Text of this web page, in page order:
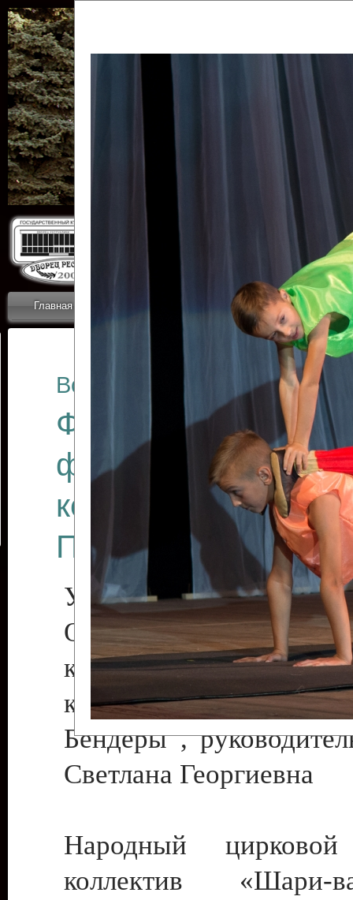
Главная Коллективы Новости
ОТЧЕТЫ ГКЦ
Все отчеты
Финал
фестиваля
коллективов
Приднестровского
Участники фестиваля:
Образцовый
коллектив
культуры с.
Бендеры ,
Светлана Георгиевна
Народный цирковой
коллектив